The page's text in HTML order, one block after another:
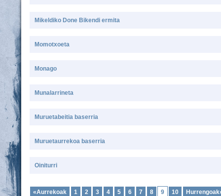
Mikeldiko Done Bikendi ermita
Momotxoeta
Monago
Munalarrineta
Muruetabeitia baserria
Muruetaurrekoa baserria
Oiniturri
«Aurrekoak 1 2 3 4 5 6 7 8 9 10